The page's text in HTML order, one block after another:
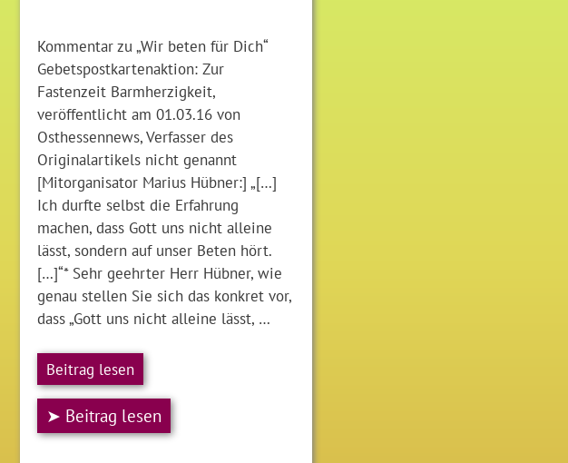
Kommentar zu „Wir beten für Dich“
Gebetspostkartenaktion: Zur
Fastenzeit Barmherzigkeit,
veröffentlicht am 01.03.16 von
Osthessennews, Verfasser des
Originalartikels nicht genannt
[Mitorganisator Marius Hübner:] „[…]
Ich durfte selbst die Erfahrung
machen, dass Gott uns nicht alleine
lässt, sondern auf unser Beten hört.
[…]“* Sehr geehrter Herr Hübner, wie
genau stellen Sie sich das konkret vor,
dass „Gott uns nicht alleine lässt, …
Beitrag lesen
➤ Beitrag lesen